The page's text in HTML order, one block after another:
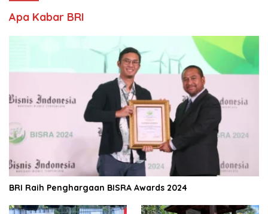
Apa Kabar BRI
BRI Raih Penghargaan BISRA Awards 2024